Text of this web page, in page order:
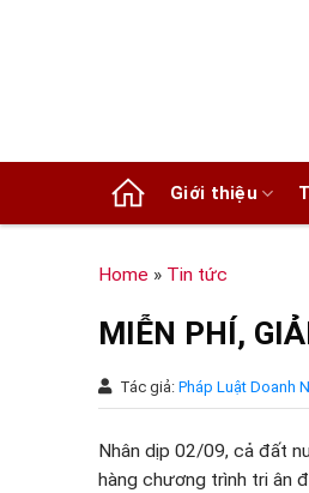
Giới thiệu
Home » Tin tức
MIỄN PHÍ,
Tác giả: Pháp Luật Doanh
Nhân dịp 02/09, cả đất
hàng chương trình tri ân